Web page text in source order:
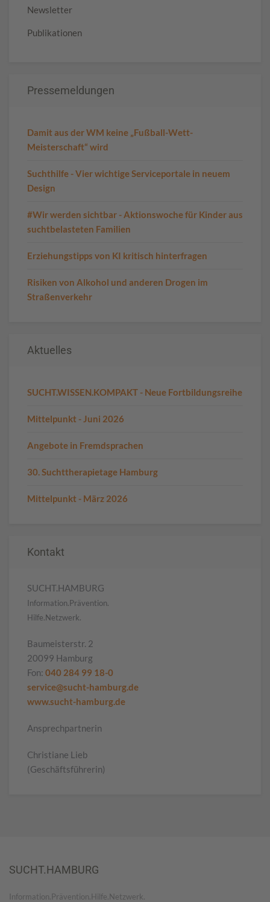
Newsletter
Publikationen
Pressemeldungen
Damit aus der WM keine „Fußball-Wett-
Meisterschaft“ wird
Suchthilfe - Vier wichtige Serviceportale in neuem
Design
#Wir werden sichtbar - Aktionswoche für Kinder aus
suchtbelasteten Familien
Erziehungstipps von KI kritisch hinterfragen
Risiken von Alkohol und anderen Drogen im
Straßenverkehr
Aktuelles
SUCHT.WISSEN.KOMPAKT - Neue Fortbildungsreihe
Mittelpunkt - Juni 2026
Angebote in Fremdsprachen
30. Suchttherapietage Hamburg
Mittelpunkt - März 2026
Kontakt
SUCHT.HAMBURG
Information.Prävention.
Hilfe.Netzwerk.
Baumeisterstr. 2
20099 Hamburg
Fon: 040 284 99 18-0
service@sucht-hamburg.de
www.sucht-hamburg.de
Ansprechpartnerin
Christiane Lieb
(Geschäftsführerin)
SUCHT.HAMBURG
Information.Prävention.Hilfe.Netzwerk.